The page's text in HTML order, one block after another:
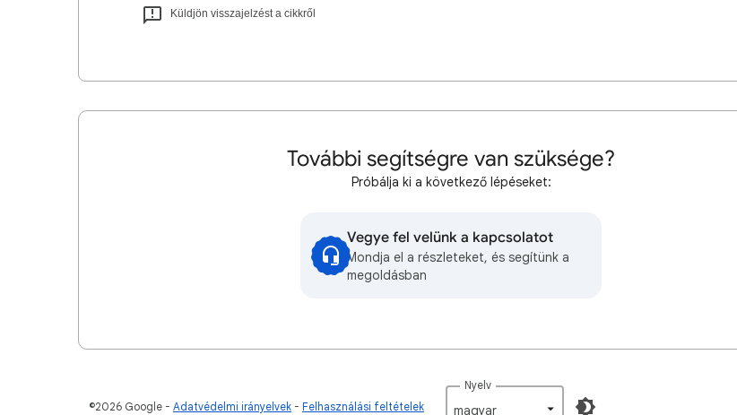
Küldjön visszajelzést a cikkről
További segítségre van szüksége?
Próbálja ki a következő lépéseket:
Vegye fel velünk a kapcsolatot
Mondja el a részleteket, és segítünk a
megoldásban
©2026 Google Adatvédelmi irányelvek Felhasználási feltételek
Nyelv
magyar‎